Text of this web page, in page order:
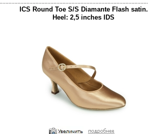
ICS Round Toe S/S Diamante Flash satin.
Heel: 2,5 inches IDS